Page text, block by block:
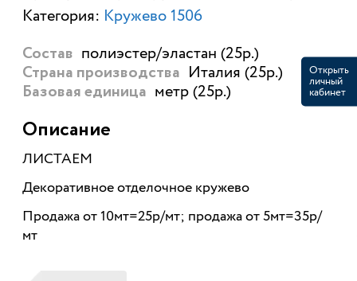
Категория: Кружево 1506
Состав полиэстер/эластан (25р.)
Страна производства Италия (25р.)
Базовая единица метр (25р.)
Описание
ЛИСТАЕМ
Декоративное отделочное кружево
Продажа от 10мт=25р/мт; продажа от 5мт=35р/
мт
Открыть
личный
кабинет